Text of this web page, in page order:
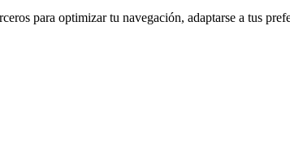
para optimizar tu navegación, adaptarse a tus